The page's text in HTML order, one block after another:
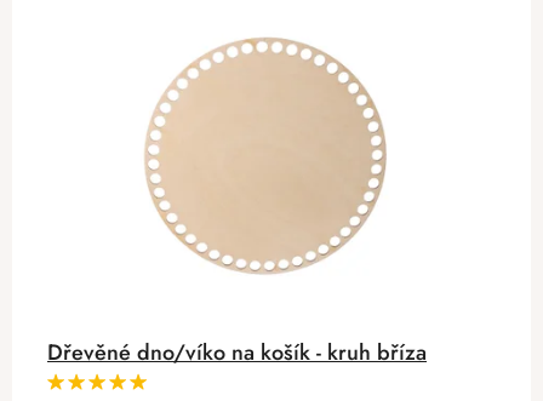
Dřevěné dno/víko na košík - kruh bříza